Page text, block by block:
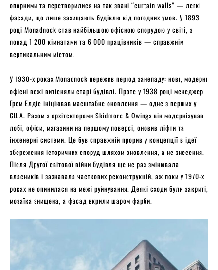
опорними та перетворилися на так звані “curtain walls” — легкі
фасади, що лише захищають будівлю від погодних умов. У 1893
році Monadnock став найбільшою офісною спорудою у світі, з
понад 1 200 кімнатами та 6 000 працівників — справжнім
вертикальним містом.
У 1930-х роках Monadnock пережив період занепаду: нові, модерні
офісні вежі витісняли старі будівлі. Проте у 1938 році менеджер
Грем Елдіс ініціював масштабне оновлення — одне з перших у
США. Разом з архітекторами Skidmore & Owings він модернізував
лобі, офіси, магазини на першому поверсі, оновив ліфти та
інженерні системи. Це був справжній прорив у концепції в ідеї
збереження історичних споруд шляхом оновлення, а не знесення.
Після Другої світової війни будівля ще не раз змінювала
власників і зазнавала часткових реконструкцій, аж поки у 1970-х
роках не опинилася на межі руйнування. Деякі сходи були закриті,
мозаїка знищена, а фасад вкрили шаром фарби.